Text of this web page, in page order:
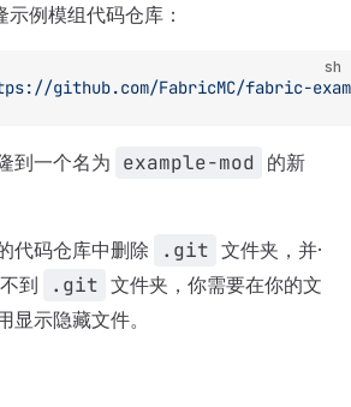
例模组代码仓库：
sh
github.com/FabricMC/fabric-
到一个名为 example-mod
的新
代码仓库中删除 .git 文件夹，并·
到
.git 文件夹，你需要在你的文
显示隐藏文件。